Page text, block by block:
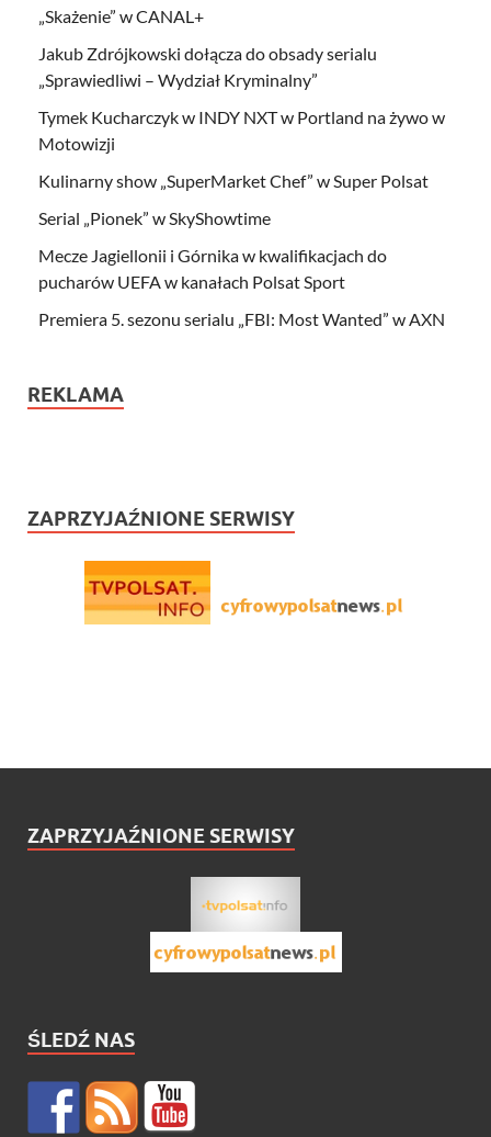
„Skażenie” w CANAL+
Jakub Zdrójkowski dołącza do obsady serialu
„Sprawiedliwi – Wydział Kryminalny”
Tymek Kucharczyk w INDY NXT w Portland na żywo w
Motowizji
Kulinarny show „SuperMarket Chef” w Super Polsat
Serial „Pionek” w SkyShowtime
Mecze Jagiellonii i Górnika w kwalifikacjach do
pucharów UEFA w kanałach Polsat Sport
Premiera 5. sezonu serialu „FBI: Most Wanted” w AXN
REKLAMA
ZAPRZYJAŹNIONE SERWISY
ZAPRZYJAŹNIONE SERWISY
ŚLEDŹ NAS